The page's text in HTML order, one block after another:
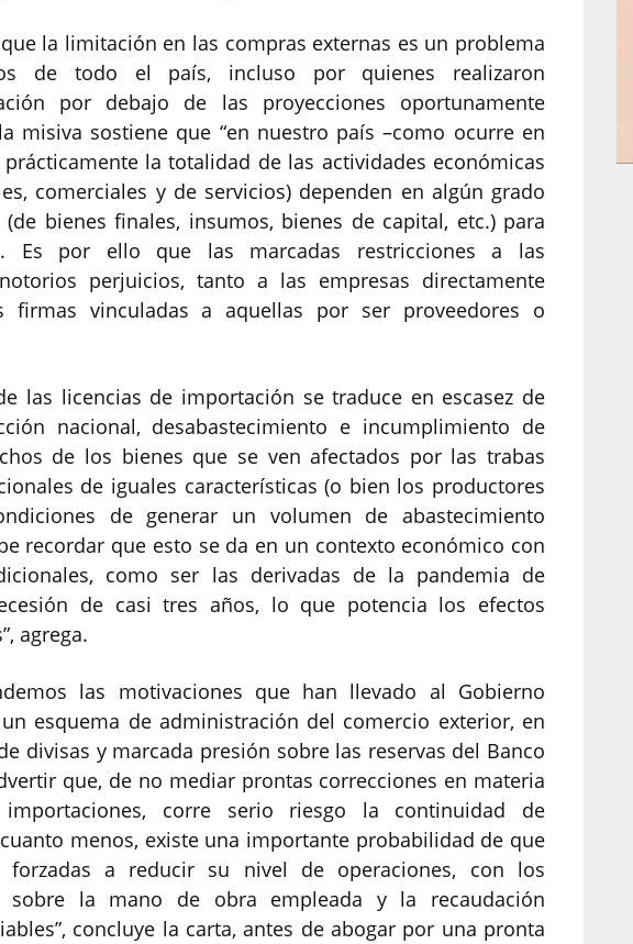
que la limitación en las compras externas es un problema
de todo el país, incluso por quienes realizaron
por debajo de las proyecciones oportunamente
misiva sostiene que “en nuestro país –como ocurre en
la totalidad de las actividades económicas
comerciales y de servicios) dependen en algún grado
bienes finales, insumos, bienes de capital, etc.) para
Es por ello que las marcadas restricciones a las
perjuicios, tanto a las empresas directamente
firmas vinculadas a aquellas por ser proveedores o
las licencias de importación se traduce en escasez de
nacional, desabastecimiento e incumplimiento de
de los bienes que se ven afectados por las trabas
de iguales características (o bien los productores
de generar un volumen de abastecimiento
recordar que esto se da en un contexto económico con
como ser las derivadas de la pandemia de
de casi tres años, lo que potencia los efectos
agrega.
las motivaciones que han llevado al Gobierno
esquema de administración del comercio exterior, en
divisas y marcada presión sobre las reservas del Banco
que, de no mediar prontas correcciones en materia
corre serio riesgo la continuidad de
menos, existe una importante probabilidad de que
a reducir su nivel de operaciones, con los
sobre la mano de obra empleada y la recaudación
concluye la carta, antes de abogar por una pronta